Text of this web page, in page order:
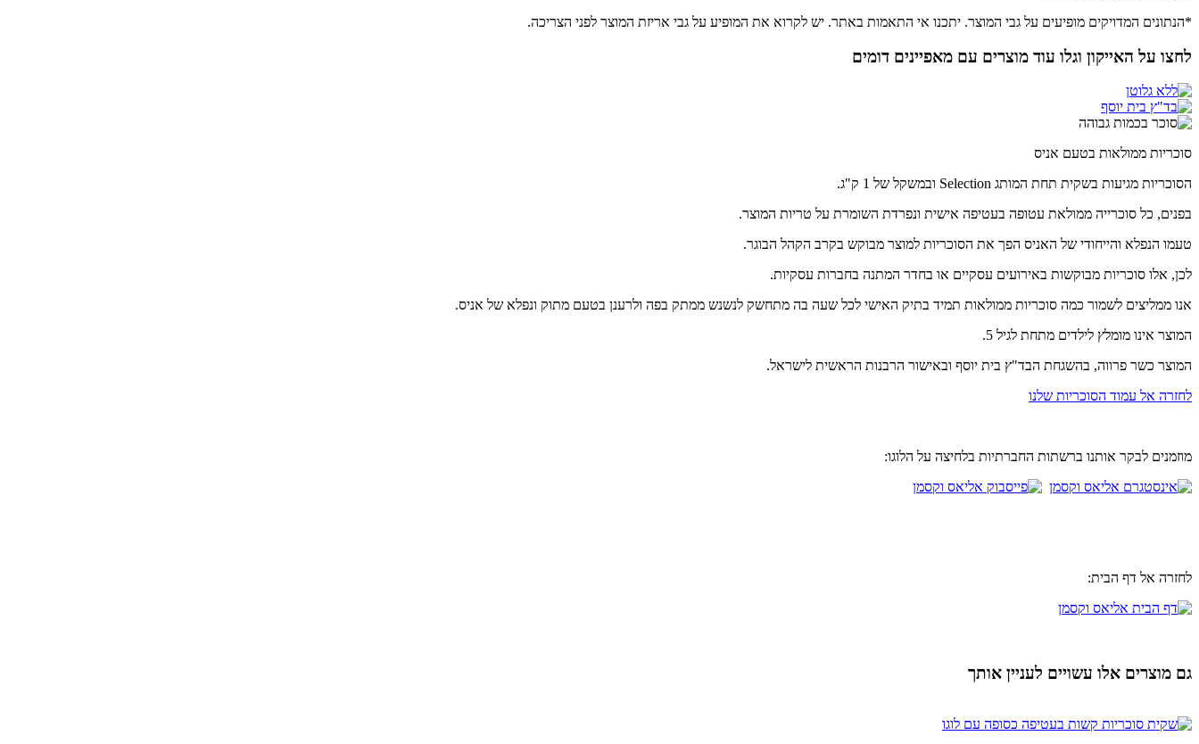
*הנתונים המדויקים מופיעים על גבי המוצר. יתכנו אי התאמות באתר. יש לקרוא את המופיע על גבי אריזת המוצר לפני הצריכה.
לחצו על האייקון וגלו עוד מוצרים עם מאפיינים דומים
סוכריות ממולאות בטעם אניס
הסוכריות מגיעות בשקית תחת המותג Selection ובמשקל של 1 ק"ג.
בפנים, כל סוכרייה ממולאת עטופה בעטיפה אישית ונפרדת השומרת על טריות המוצר.
טעמו הנפלא והייחודי של האניס הפך את הסוכריות למוצר מבוקש בקרב הקהל הבוגר.
לכן, אלו סוכריות מבוקשות באירועים עסקיים או בחדר המתנה בחברות עסקיות.
אנו ממליצים לשמור כמה סוכריות ממולאות תמיד בתיק האישי לכל שעה בה מתחשק לנשנש ממתק בפה ולרענן בטעם מתוק ונפלא של אניס.
המוצר אינו מומלץ לילדים מתחת לגיל 5.
המוצר כשר פרווה, בהשגחת הבד"ץ בית יוסף ובאישור הרבנות הראשית לישראל.
לחזרה אל עמוד הסוכריות שלנו
מוזמנים לבקר אותנו ברשתות החברתיות בלחיצה על הלוגו:
לחזרה אל דף הבית:
גם מוצרים אלו עשויים לעניין אותך